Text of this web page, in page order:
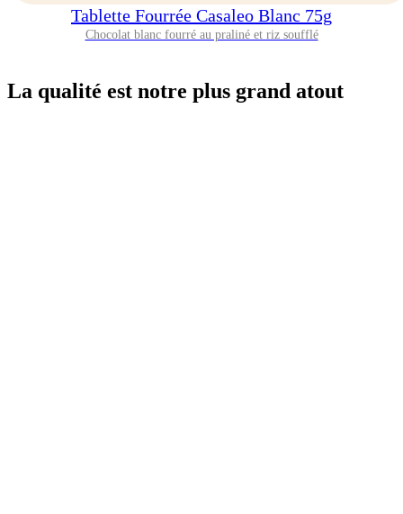
Tablette Fourrée Casaleo Blanc 75g
Chocolat blanc fourré au praliné et riz soufflé
La qualité est notre plus grand atout